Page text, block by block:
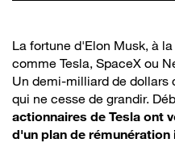
La fortune d'Elon Musk, à
comme Tesla, SpaceX ou
Un demi-milliard de dollars
qui ne cesse de grandir.
actionnaires de Tesla ont
d'un plan de rémunération